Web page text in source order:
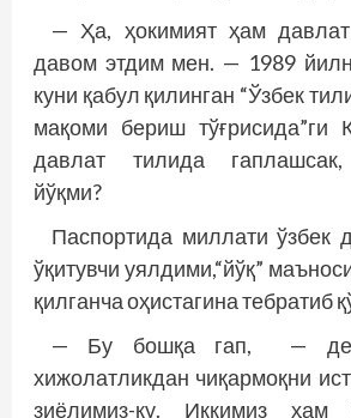
— Ҳа, ҳокимият ҳам
давом этдим мен. — 1989
куни қабул қилинган “Ўзбек
мақоми бериш тўғрисида”ги
давлат тилида гаплашсак,
йўқми?
Паспортида миллати ўзбек
ўқитувчи уялдими,“йўқ”
қилганча оҳистагина тебратиб
— Бу бошқа гап, —
хижолатликдан чиқармоқни
зиё­лимиз-ку. Иккимиз ҳам